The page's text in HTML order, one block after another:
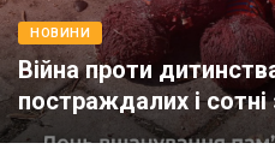
НОВИНИ
Війна проти
постраждалих і сотні